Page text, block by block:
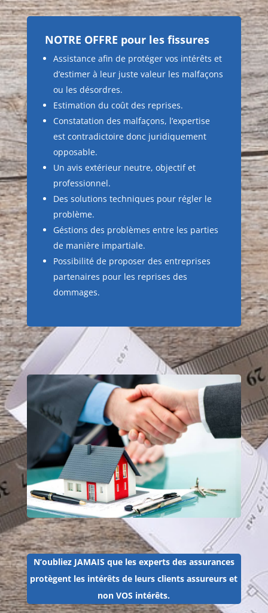
NOTRE OFFRE pour les fissures
Assistance afin de protéger vos intérêts et
d’estimer à leur juste valeur les malfaçons
ou les désordres.
Estimation du coût des reprises.
Constatation des malfaçons, l’expertise
est contradictoire donc juridiquement
opposable.
Un avis extérieur neutre, objectif et
professionnel.
Des solutions techniques pour régler le
problème.
Géstions des problèmes entre les parties
de manière impartiale.
Possibilité de proposer des entreprises
partenaires pour les reprises des
dommages.
N’oubliez JAMAIS que les experts des assurances
protègent les intérêts de leurs clients assureurs et
non VOS intérêts.